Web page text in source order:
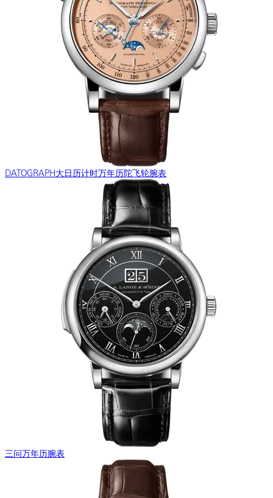
DATOGRAPH大日历计时万年历陀飞轮腕表
三问万年历腕表